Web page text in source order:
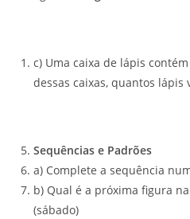
c) Uma caixa de lápis
dessas caixas, quantos lápis
Sequências e Padrões
a) Complete a sequência
b) Qual é a próxima figura
(sábado)